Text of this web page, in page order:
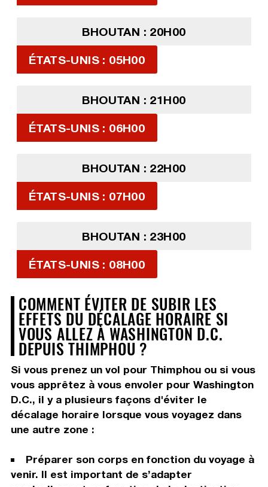
BHOUTAN : 20H00
ÉTATS-UNIS : 05H00
BHOUTAN : 21H00
ÉTATS-UNIS : 06H00
BHOUTAN : 22H00
ÉTATS-UNIS : 07H00
BHOUTAN : 23H00
ÉTATS-UNIS : 08H00
COMMENT ÉVITER DE SUBIR LES
EFFETS DU DÉCALAGE HORAIRE SI
VOUS ALLEZ À WASHINGTON D.C.
DEPUIS THIMPHOU ?
Si vous prenez un vol pour Thimphou ou si vous
vous apprêtez à vous envoler pour Washington
D.C., il y a plusieurs façons d'éviter le
décalage horaire lorsque vous voyagez dans
une autre zone :
Préparer son corps en fonction du voyage à
venir. Il est important de s’adapter